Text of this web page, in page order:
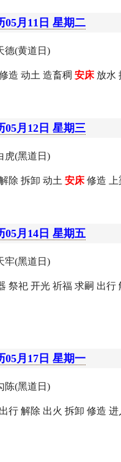
05月11日 星期二
德(黄道日)
造 动土 造畜稠 安床放水
05月12日 星期三
虎(黑道日)
除 拆卸 动土 安床修造 上
05月14日 星期五
牢(黑道日)
祭祀 开光 祈福 求嗣 出行
05月17日 星期一
陈(黑道日)
行 解除 出火 拆卸 修造